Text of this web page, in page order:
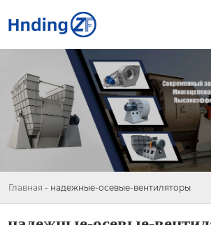
Главная - надежные-осевые-вентиляторы